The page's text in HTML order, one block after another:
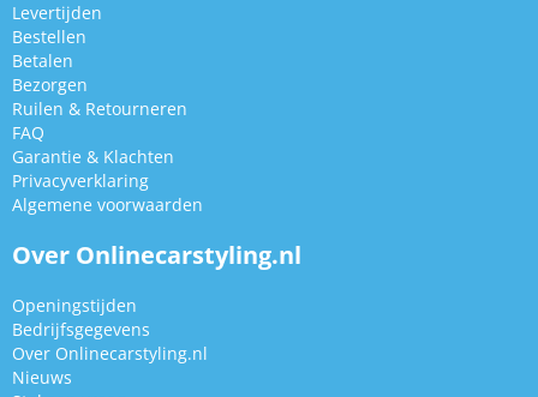
Levertijden
Bestellen
Betalen
Bezorgen
Ruilen & Retourneren
FAQ
Garantie & Klachten
Privacyverklaring
Algemene voorwaarden
Over Onlinecarstyling.nl
Openingstijden
Bedrijfsgegevens
Over Onlinecarstyling.nl
Nieuws